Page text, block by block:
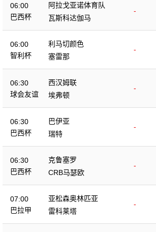
06:00
巴西杯
阿拉戈亚诺体育队
-
瓦斯科达伽马
06:00
智利杯
利马切颜色
-
塞雷那
06:30
球会友谊
西汉姆联
-
埃弗顿
06:30
巴西杯
巴伊亚
-
瑞特
06:30
巴西杯
克鲁塞罗
-
CRB马瑟欧
07:00
巴拉甲
亚松森奥林匹亚
-
雷科莱塔